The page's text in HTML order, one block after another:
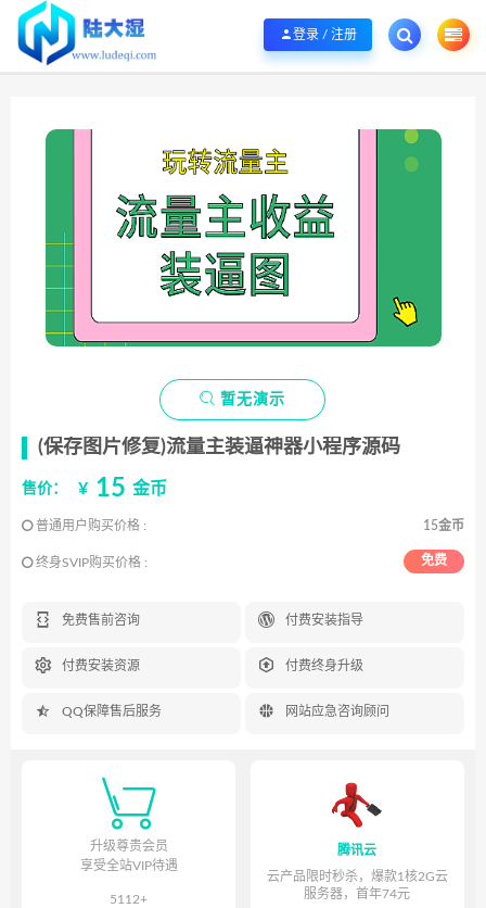
欢迎您光临陆大湿，本站秉承服务宗旨 履行“站长”责任，销售只是起点 服务永无
登录 / 注册
 暂无演示
(保存图片修复)流量主装逼神器小程序源码
售价： ¥ 15 金币
普通用户购买价格 : 15金币
终身SVIP购买价格 : 免费
 免费售前咨询  付费安装指导
 付费安装资源  付费终身升级
 QQ保障售后服务  网站应急咨询顾问

升级尊贵会员
享受全站VIP待遇
5112+
腾讯云
云产品限时秒杀，爆款1核2G云
服务器，首年74元